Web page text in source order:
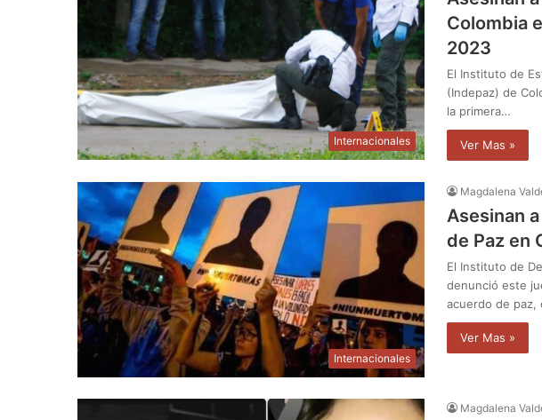
Internacionales
Colombia
2023
El Instituto de
(Indepaz) de
la primera…
Ver Mas »
Internacionales
Magdalena
Asesinan
de Paz en
El Instituto de
denunció este
acuerdo de
Ver Mas »
Magdalena